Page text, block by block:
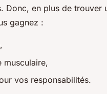
Donc, en plus de trouver
gagnez :
musculaire,
vos responsabilités.